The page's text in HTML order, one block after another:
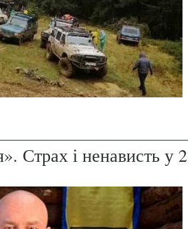
Страх і ненависть